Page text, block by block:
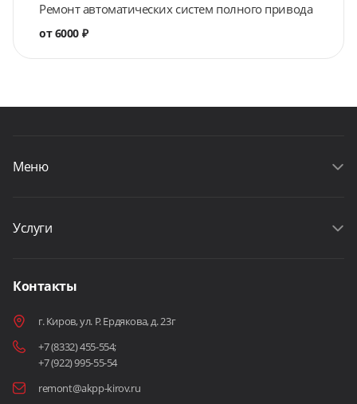
Ремонт автоматических систем полного привода
от 6000 ₽
Меню
Услуги
Контакты
г. Киров, ул. Р. Ердякова, д. 23г
+7 (8332) 455-554;
+7 (922) 995-55-54
remont@akpp-kirov.ru